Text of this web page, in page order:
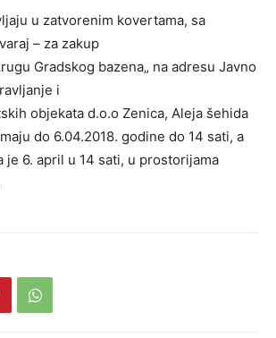
u zatvorenim kovertama, sa
– za zakup
Gradskog bazena„ na adresu Javno
i
objekata d.o.o Zenica, Aleja šehida
do 6.04.2018. godine do 14 sati, a
je 6. april u 14 sati, u prostorijama